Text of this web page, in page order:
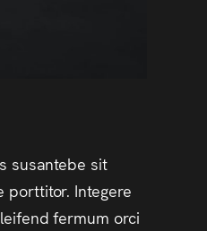
susantebe sit
Integere
fermum orci